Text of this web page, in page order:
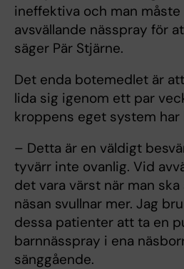
ineffektiva och man
avsvällande nässpray för
säger Pär Stjärne.
Det enda botemedlet är
lida sig igenom ett par
kroppens eget system har
– Detta är en väldigt
tyvärr inte ovanlig. Vid
det vara värst när man
näsan svullnar mer. Jag
dessa patienter att ta en
barnnässpray i ena
sänggående.